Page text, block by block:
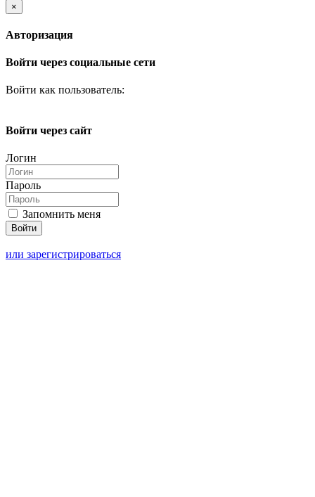
×
Авторизация
Войти через социальные сети
Войти как пользователь:
Войти через сайт
Логин
Пароль
Запомнить меня
или зарегистрироваться